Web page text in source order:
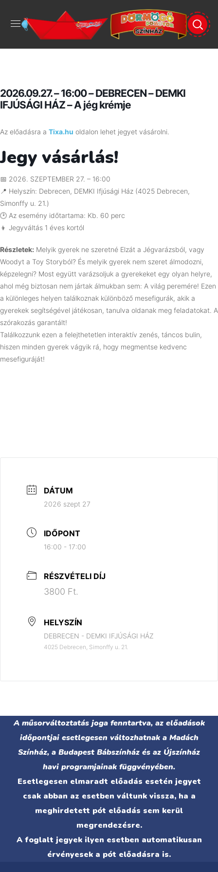
2026.09.27. – 16:00 – DEBRECEN – DEMKI
IFJÚSÁGI HÁZ – A jég krémje
Az előadásra a Tixa.hu oldalon lehet jegyet vásárolni.
Jegy vásárlás!
📅 2026. SZEPTEMBER 27. – 16:00
📍 Helyszín: Debrecen, DEMKI Ifjúsági Ház (4025 Debrecen,
Simonffy u. 21.)
🕑 Az esemény időtartama: Kb. 60 perc
👦 Jegyváltás 1 éves kortól
Részletek: Melyik gyerek ne szeretné Elzát a Jégvarázsból, vagy
Woodyt a Toy Storyból? És melyik gyerek nem szeret álmodozni,
képzelegni? Most együtt varázsoljuk a gyerekeket egy olyan helyre,
ahol még biztosan nem jártak álmukban sem: A világ peremére! Ezen
a különleges helyen találkoznak különböző mesefigurák, akik a
gyerekek segítségével játékosan, tanulva oldanak meg feladatokat. A
szórakozás garantált!
Találkozzunk ezen a felejthetetlen interaktív zenés, táncos bulin,
hiszen minden gyerek vágyik rá, hogy megmentse kedvenc
mesefiguráját!
DÁTUM
2026 szept 27
IDŐPONT
16:00 - 17:00
RÉSZVÉTELI DÍJ
3800 Ft.
HELYSZÍN
DEBRECEN - DEMKI IFJÚSÁGI HÁZ
4025 Debrecen, Simonffy u. 21.
A műsorváltoztatás joga fenntartva, az előadások
időpontjai esetlegesen változhatnak a Madách
Színház, a Budapest Bábszínház és az Újszínház
havi programjainak függvényében.
Esetlegesen elmaradt előadás esetén jegyet
csak abban az esetben váltunk vissza, ha a
meghirdetett pót előadás sem kerül
megrendezésre.
A foglalt jegyek ilyen esetben automatikusan
érvényesek a pót előadásra is.